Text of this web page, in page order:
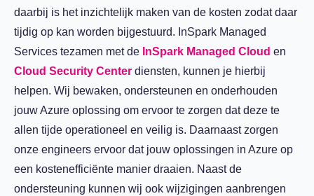
daarbij is het inzichtelijk maken van de kosten zodat daar
tijdig op kan worden bijgestuurd. InSpark Managed
Services tezamen met de InSpark Managed Cloud en
Cloud Security Center diensten, kunnen je hierbij
helpen. Wij bewaken, ondersteunen en onderhouden
jouw Azure oplossing om ervoor te zorgen dat deze te
allen tijde operationeel en veilig is. Daarnaast zorgen
onze engineers ervoor dat jouw oplossingen in Azure op
een kostenefficiënte manier draaien. Naast de
ondersteuning kunnen wij ook wijzigingen aanbrengen